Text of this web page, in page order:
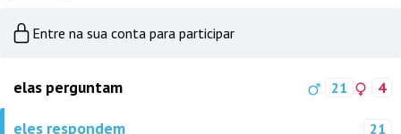
Entre na sua conta para participar
elas perguntam 21 4
eles respondem 21